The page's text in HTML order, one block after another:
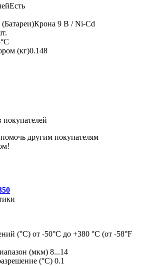
Есть
Крона 9 В / Ni-Cd
(кг)0.148
покупателей
другим покупателям
(°С) от -50°С до +380 °С (от -58°F
(мкм) 8...14
(°С) 0.1